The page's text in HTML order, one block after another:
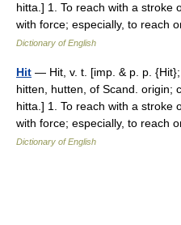
hitta.] 1. To reach with a stroke
with force; especially, to reach
Dictionary of English
Hit — Hit, v. t. [imp. & p. p.
hitten, hutten, of Scand. origin;
hitta.] 1. To reach with a stroke
with force; especially, to reach
Dictionary of English